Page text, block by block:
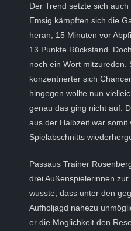
Der Trend setzte sich
Emsig kämpften sich die
heran, 15 Minuten vor
13 Punkte Rückstand.
noch ein Wort mitzureden.
konzentrierter sich
hingegen wollte nun
genau das ging nicht auf.
aus der Halbzeit war somit
Spielabschnitts
Passaus Trainer
drei Außenspielerinnen zur
wusste, dass unter den
Aufholjagd nahezu
er die Möglichkeit den